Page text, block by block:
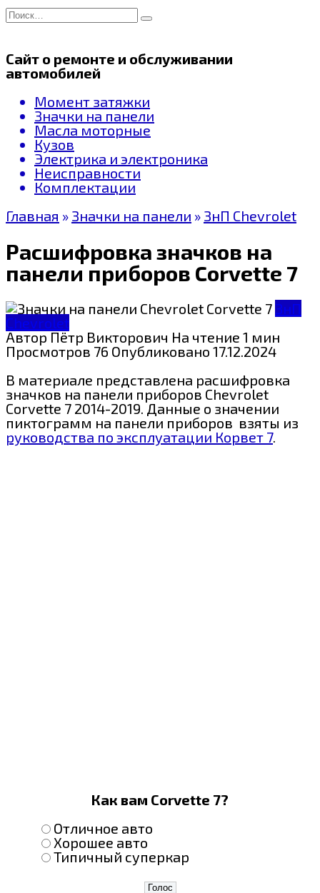
Перейти
к
Search
for:
Сайт о ремонте и обслуживании
автомобилей
Момент затяжки
Значки на панели
Масла моторные
Кузов
Электрика и электроника
Неисправности
Комплектации
Главная » Значки на панели » ЗнП Chevrolet
Расшифровка значков на
панели приборов Corvette 7
ЗнП
Chevrolet
АвторПётр Викторович На чтение 1 мин
Просмотров 76 Опубликовано 17.12.2024
В материале представлена расшифровка
значков на панели приборов Chevrolet
Corvette 7 2014-2019. Данные о значении
пиктограмм на панели приборов взяты из
руководства по эксплуатации Корвет 7.
Как вам Corvette 7?
Отличное авто
Хорошее авто
Типичный суперкар